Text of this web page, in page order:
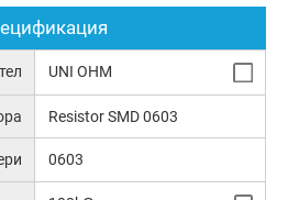
UNI OHM
Resistor SMD 0603
0603